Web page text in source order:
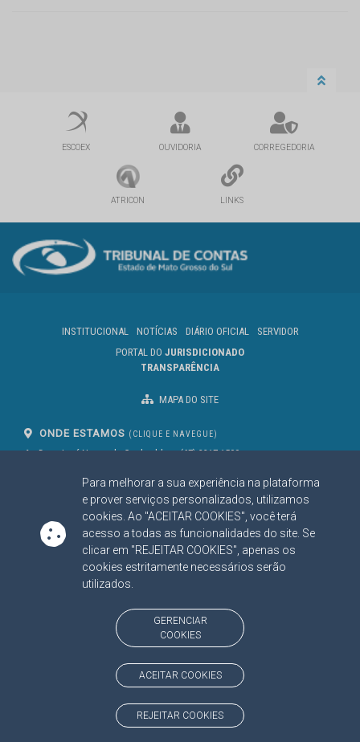
Para melhorar a sua experiência na plataforma
e prover serviços personalizados, utilizamos
cookies. Ao "ACEITAR COOKIES", você terá
acesso a todas as funcionalidades do site. Se
clicar em "REJEITAR COOKIES", apenas os
cookies estritamente necessários serão
utilizados.
GERENCIAR
COOKIES
ACEITAR COOKIES
REJEITAR COOKIES
ESCOEX OUVIDORIA CORREGEDORIA
ATRICON LINKS
INSTITUCIONAL NOTÍCIAS DIÁRIO OFICIAL
SERVIDOR
PORTAL DO JURISDICIONADO
TRANSPARÊNCIA
MAPA DO SITE
ONDE ESTAMOS (CLIQUE E NAVEGUE)
Av. Des. José Nunes da Cunha, bloco
Campo Grande/MS
CEP: 79031-310
(67) 3317-1500
SIGA NOSSAS REDES SOCIAIS
Linked InYoutube
Facebook
X
BAIXE NOSSO APLICATIVO
https://www.tce.ms.gov.br